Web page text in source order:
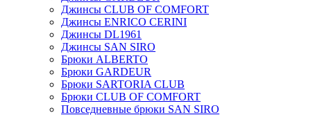
Джинсы CLUB OF COMFORT
Джинсы ENRICO CERINI
Джинсы DL1961
Джинсы SAN SIRO
Брюки ALBERTO
Брюки GARDEUR
Брюки SARTORIA CLUB
Брюки CLUB OF COMFORT
Повседневные брюки SAN SIRO